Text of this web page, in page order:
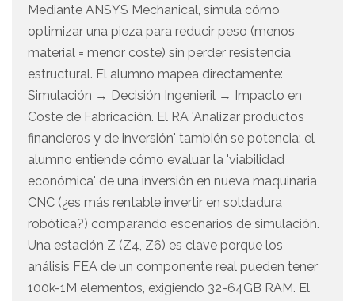
Mediante ANSYS Mechanical, simula cómo
optimizar una pieza para reducir peso (menos
material = menor coste) sin perder resistencia
estructural. El alumno mapea directamente:
Simulación → Decisión Ingenieril → Impacto en
Coste de Fabricación. El RA 'Analizar productos
financieros y de inversión' también se potencia: el
alumno entiende cómo evaluar la 'viabilidad
económica' de una inversión en nueva maquinaria
CNC (¿es más rentable invertir en soldadura
robótica?) comparando escenarios de simulación.
Una estación Z (Z4, Z6) es clave porque los
análisis FEA de un componente real pueden tener
100k-1M elementos, exigiendo 32-64GB RAM. El